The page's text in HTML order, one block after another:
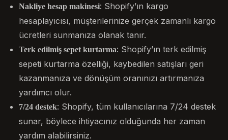
Nakliye hesap makinesi: Shopify’ın kargo
hesaplayıcısı, müşterilerinize gerçek zamanlı kargo
ücretleri sunmanıza olanak tanır.
Terk edilmiş sepet kurtarma: Shopify’ın terk edilmiş
sepeti kurtarma özelliği, kaybedilen satışları geri
kazanmanıza ve dönüşüm oranınızı artırmanıza
yardımcı olur.
7/24 destek: Shopify, tüm kullanıcılarına 7/24 destek
sunar, böylece ihtiyacınız olduğunda her zaman
yardım alabilirsiniz.